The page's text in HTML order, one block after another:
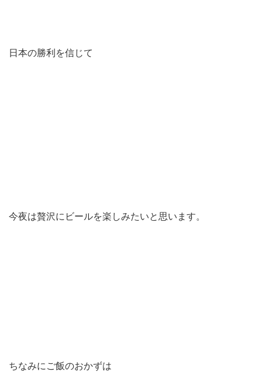
日本の勝利を信じて
今夜は贅沢にビールを楽しみたいと思います。
ちなみにご飯のおかずは